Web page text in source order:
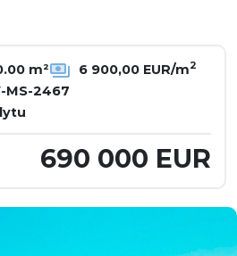
m² 6 900,00 EUR/m2
MS-2467
690 000 EUR